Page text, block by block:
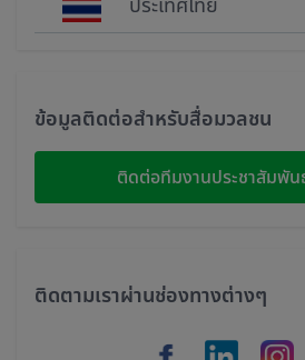
ประเทศไทย
Malaysia
Indonesia
ข้อมูลติดต่อสำหรับสื่อมวลชน
ติดต่อทีมงานประชาสัมพั
ติดตามเราผ่านช่องทางต่างๆ